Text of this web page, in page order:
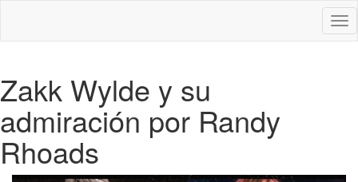
Zakk Wylde y su
admiración por Randy
Rhoads